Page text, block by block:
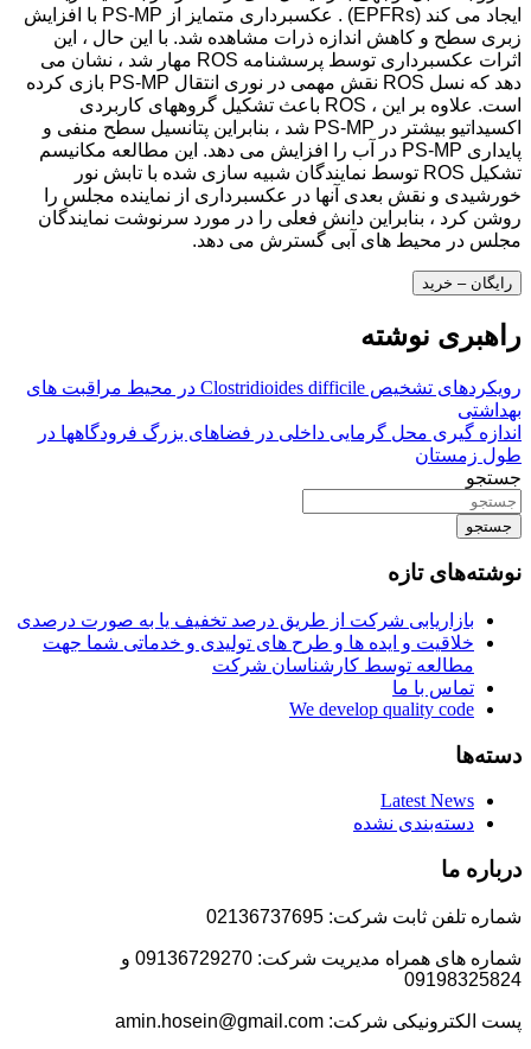
ایجاد می کند (EPFRs) . عکسبرداری متمایز از PS-MP با افزایش
زبری سطح و کاهش اندازه ذرات مشاهده شد. با این حال ، این
اثرات عکسبرداری توسط پرسشنامه ROS مهار شد ، نشان می
دهد که نسل ROS نقش مهمی در نوری انتقال PS-MP بازی کرده
است. علاوه بر این ، ROS باعث تشکیل گروههای کاربردی
اکسیداتیو بیشتر در PS-MP شد ، بنابراین پتانسیل سطح منفی و
پایداری PS-MP در آب را افزایش می دهد. این مطالعه مکانیسم
تشکیل ROS توسط نمایندگان شبیه سازی شده با تابش نور
خورشیدی و نقش بعدی آنها در عکسبرداری از نماینده مجلس را
روشن کرد ، بنابراین دانش فعلی را در مورد سرنوشت نمایندگان
مجلس در محیط های آبی گسترش می دهد.
رایگان – خرید
راهبری نوشته
رویکردهای تشخیص Clostridioides difficile در محیط مراقبت های
بهداشتی
اندازه گیری محل گرمایی داخلی در فضاهای بزرگ فرودگاهها در
طول زمستان
جستجو
جستجو
نوشته‌های تازه
بازاریابی شرکت از طریق درصد تخفیف یا به صورت درصدی
خلاقیت و ایده ها و طرح های تولیدی و خدماتی شما جهت
مطالعه توسط کارشناسان شرکت
تماس با ما
We develop quality code
دسته‌ها
Latest News
دسته‌بندی نشده
درباره ما
شماره تلفن ثابت شرکت: 02136737695
شماره های همراه مدیریت شرکت: 09136729270 و
09198325824
پست الکترونیکی شرکت: amin.hosein@gmail.com